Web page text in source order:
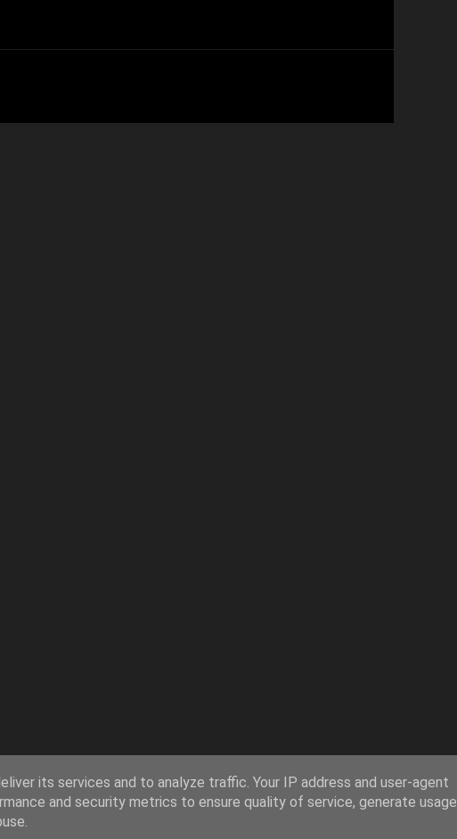
its services and to analyze traffic. Your IP address and user-agent
and security metrics to ensure quality of service, generate usage